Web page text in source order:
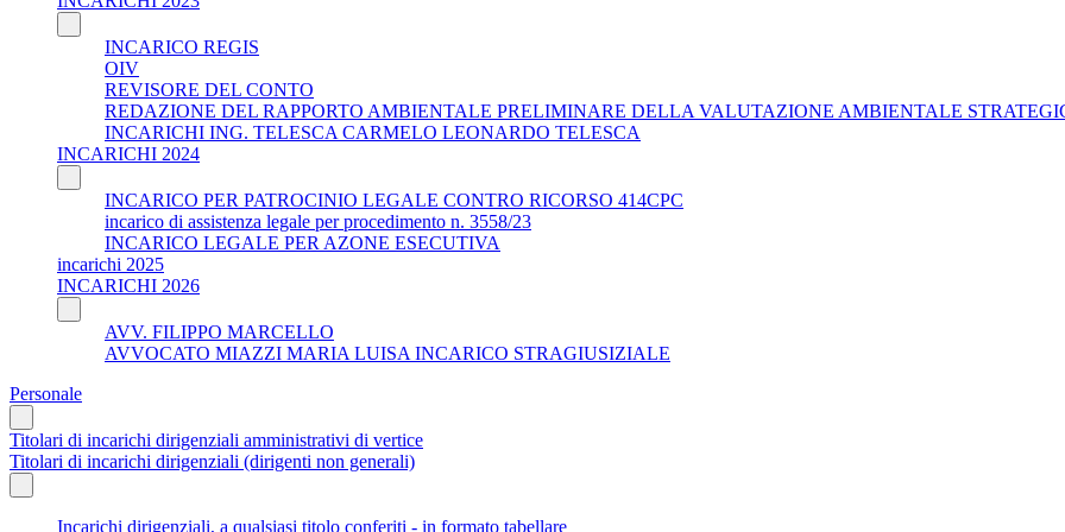
INCARICO REGIS
OIV
REVISORE DEL CONTO
REDAZIONE DEL RAPPORTO AMBIENTALE PRELIMINARE DELLA VALUTAZIONE AMBIENTALE
INCARICHI ING. TELESCA CARMELO LEONARDO TELESCA
INCARICHI 2024
INCARICO PER PATROCINIO LEGALE CONTRO RICORSO 414CPC
incarico di assistenza legale per procedimento n. 3558/23
INCARICO LEGALE PER AZONE ESECUTIVA
incarichi 2025
INCARICHI 2026
AVV. FILIPPO MARCELLO
AVVOCATO MIAZZI MARIA LUISA INCARICO STRAGIUSIZIALE
Personale
Titolari di incarichi dirigenziali amministrativi di vertice
Titolari di incarichi dirigenziali (dirigenti non generali)
Incarichi dirigenziali, a qualsiasi titolo conferiti - in formato tabellare